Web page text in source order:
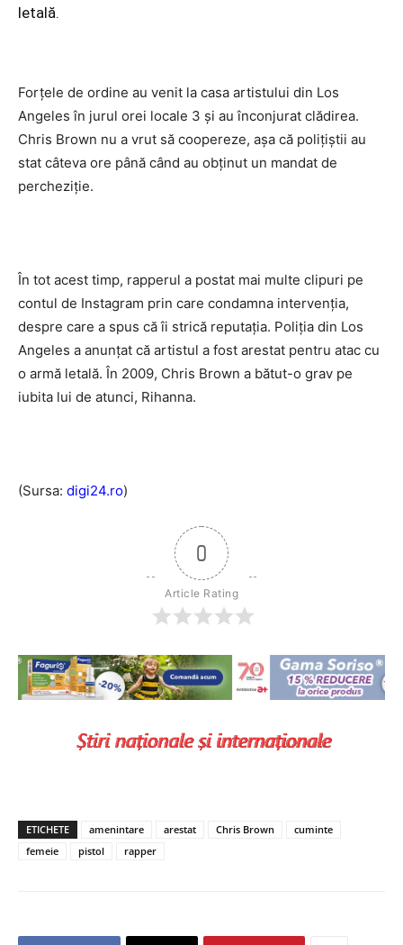
letală.
Forţele de ordine au venit la casa artistului din Los
Angeles în jurul orei locale 3 şi au înconjurat clădirea.
Chris Brown nu a vrut să coopereze, aşa că poliţiştii au
stat câteva ore până când au obţinut un mandat de
percheziţie.
În tot acest timp, rapperul a postat mai multe clipuri pe
contul de Instagram prin care condamna intervenţia,
despre care a spus că îi strică reputaţia. Poliţia din Los
Angeles a anunţat că artistul a fost arestat pentru atac cu
o armă letală. În 2009, Chris Brown a bătut-o grav pe
iubita lui de atunci, Rihanna.
(Sursa: digi24.ro)
0
Article Rating
ETICHETE amenintare arestat Chris Brown
cuminte
femeie
pistol rapper